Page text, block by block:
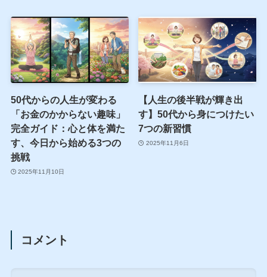
50代からの人生が変わる
「お金のかからない趣味」
完全ガイド：心と体を満た
す、今日から始める3つの
挑戦
2025年11月10日
【人生の後半戦が輝き出
す】50代から身につけたい
7つの新習慣
2025年11月6日
コメント